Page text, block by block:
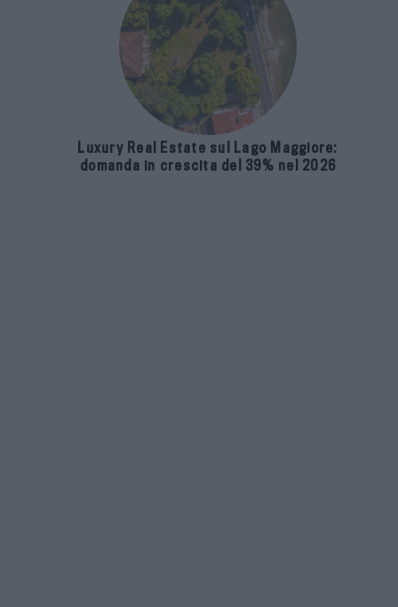
Luxury Real Estate sul Lago Maggiore:
domanda in crescita del 39% nel 2026